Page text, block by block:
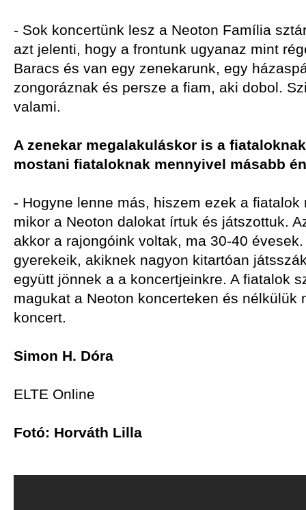
- Sok koncertünk lesz a Neoton Família
azt jelenti, hogy a frontunk ugyanaz mint
Baracs és van egy zenekarunk, egy
zongoráznak és persze a fiam, aki dobol.
valami.
A zenekar megalakuláskor is a
mostani fiataloknak mennyivel másabb
- Hogyne lenne más, hiszem ezek a
mikor a Neoton dalokat írtuk és játszottuk.
akkor a rajongóink voltak, ma 30-40
gyerekeik, akiknek nagyon kitartóan
együtt jönnek a a koncertjeinkre. A fiatalok
magukat a Neoton koncerteken és nélkülük
koncert.
Simon H. Dóra
ELTE Online
Fotó: Horváth Lilla